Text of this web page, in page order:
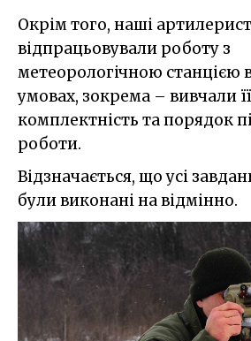
Окрім того, наші
відпрацьовували роботу з
метеорологічною станцією
умовах, зокрема – вивчали
комплектність та порядок
роботи.
Відзначається, що усі
були виконані на відмінно.